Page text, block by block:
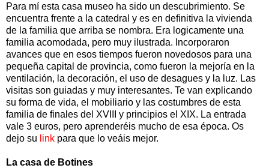
Para mí esta casa museo ha sido un descubrimiento. Se
encuentra frente a la catedral y es en definitiva la vivienda
de la familia que arriba se nombra. Era logicamente una
familia acomodada, pero muy ilustrada. Incorporaron
avances que en esos tiempos fueron novedosos para una
pequeña capital de provincia, como fueron la mejoría en la
ventilación, la decoración, el uso de desagues y la luz. Las
visitas son guiadas y muy interesantes. Te van explicando
su forma de vida, el mobiliario y las costumbres de esta
familia de finales del XVIII y principios el XIX. La entrada
vale 3 euros, pero aprenderéis mucho de esa época. Os
dejo su link para que lo veáis mejor.
La casa de Botines